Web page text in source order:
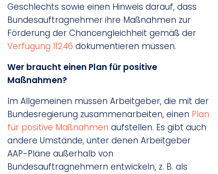
Geschlechts sowie einen Hinweis darauf, dass
Bundesauftragnehmer ihre Maßnahmen zur
Förderung der Chancengleichheit gemäß der
Verfügung 11246 dokumentieren müssen.
Wer braucht einen Plan für positive
Maßnahmen?
Im Allgemeinen müssen Arbeitgeber, die mit der
Bundesregierung zusammenarbeiten, einen Plan
für positive Maßnahmen aufstellen. Es gibt auch
andere Umstände, unter denen Arbeitgeber
AAP-Pläne außerhalb von
Bundesauftragnehmern entwickeln, z. B. als